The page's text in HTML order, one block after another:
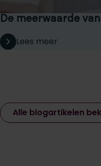
De meerwaarde
Lees meer
Alle blogartikelen